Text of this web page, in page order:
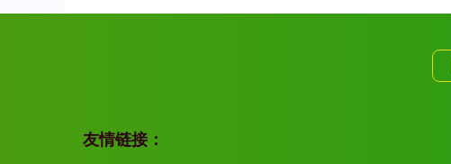
友情链接：